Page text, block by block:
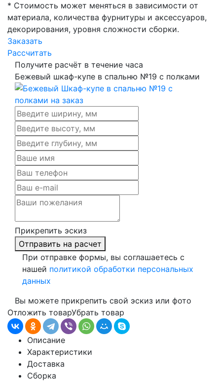
* Стоимость может меняться в зависимости от
материала, количества фурнитуры и аксессуаров,
декорирования, уровня сложности сборки.
Заказать
Рассчитать
Получите расчёт в течение часа
Бежевый шкаф-купе в спальню №19 с полками
Прикрепить эскиз
Отправить на расчет
При отправке формы, вы соглашаетесь с
нашей политикой обработки персональных
данных
Вы можете прикрепить свой эскиз или фото
Отложить товарУбрать товар
Описание
Характеристики
Доставка
Сборка